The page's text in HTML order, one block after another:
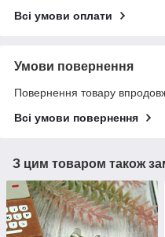
Всі умови оплати
Умови повернення
Повернення товару
Всі умови повернення
З цим товаром також